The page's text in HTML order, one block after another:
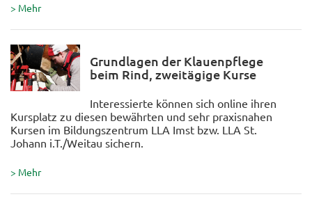
> Mehr
Grundlagen der Klauenpflege
beim Rind, zweitägige Kurse
Interessierte können sich online ihren
Kursplatz zu diesen bewährten und sehr praxisnahen
Kursen im Bildungszentrum LLA Imst bzw. LLA St.
Johann i.T./Weitau sichern.
> Mehr